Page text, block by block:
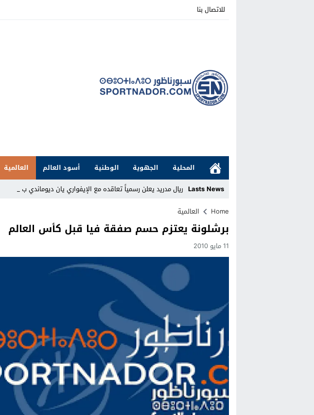
للاتصال بنا
المحلية الجهوية الوطنية أسود العالم العالمية
Lasts News ريال مدريد يعلن رسمياً تعاقده مع الإيفواري يان ديوماندي بعقد يمتد _
Stop
Previous
Home العالمية
برشلونة يعتزم حسم صفقة فيا قبل كأس العالم
11 مايو 2010